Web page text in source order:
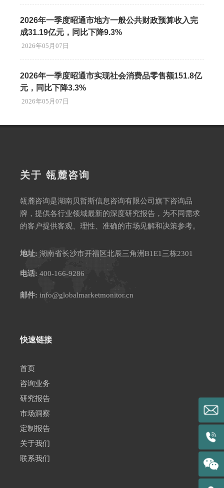
2026年一季度昭通市地方一般公共财政预算收入完
成31.19亿元，同比下降9.3%
2026年05月07日
2026年一季度昭通市实现社会消费品零售额151.8亿
元，同比下降3.3%
2026年05月07日
关于 瓴麓咨询
瓴麓咨询是湖南贝哲斯信息咨询有限公司旗下咨询品
牌，提供各行业领域最新的深度研究报告，为不同需求
的客户提供客观、理性、准确的市场见解和决策参考。
地址: 湖南省长沙市开福区北辰三角洲B1E1三栋2301
电话: 400-166-9286
邮件: info@globalmarketmonitor.cn
快速链接
首页
咨询业务
研究报告
市场洞察
定制报告
关于我们
联系我们